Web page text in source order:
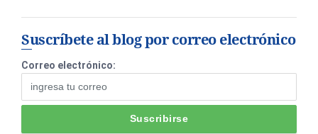
Suscríbete al blog por correo electrónico
Correo electrónico: